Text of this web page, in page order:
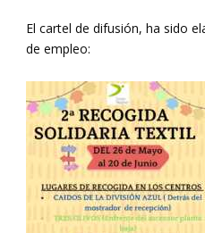
El cartel de difusión, ha sido
de empleo: